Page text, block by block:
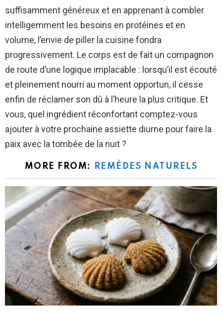
suffisamment généreux et en apprenant à combler
intelligemment les besoins en protéines et en
volume, l’envie de piller la cuisine fondra
progressivement. Le corps est de fait un compagnon
de route d’une logique implacable : lorsqu’il est écouté
et pleinement nourri au moment opportun, il cesse
enfin de réclamer son dû à l’heure la plus critique. Et
vous, quel ingrédient réconfortant comptez-vous
ajouter à votre prochaine assiette diurne pour faire la
paix avec la tombée de la nuit ?
MORE FROM: REMÈDES NATURELS